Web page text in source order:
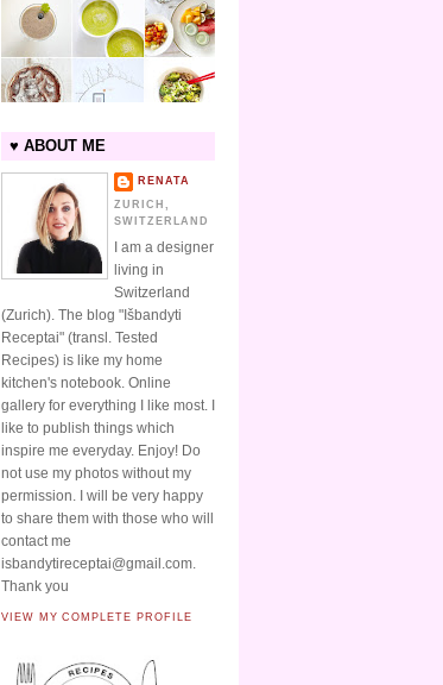
♥ ABOUT ME
RENATA
ZURICH,
SWITZERLAND
I am a designer
living in
Switzerland
(Zurich). The blog "Išbandyti
Receptai" (transl. Tested
Recipes) is like my home
kitchen's notebook. Online
gallery for everything I like most. I
like to publish things which
inspire me everyday. Enjoy! Do
not use my photos without my
permission. I will be very happy
to share them with those who will
contact me
isbandytireceptai@gmail.com.
Thank you
VIEW MY COMPLETE PROFILE